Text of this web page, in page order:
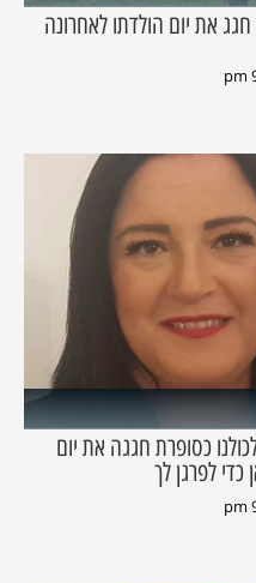
את יום הולדתו לאחרונה
כסופרת חגגה את יום
לפרגן לך